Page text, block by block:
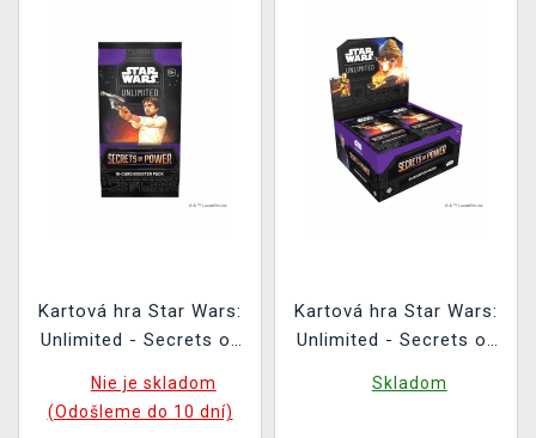
Kartová hra Star Wars:
Unlimited - Secrets of
kariet)
Nie je skladom
(Odošleme do 10 dní)
Kartová hra Star Wars:
Unlimited - Secrets of
boosterov)
Skladom